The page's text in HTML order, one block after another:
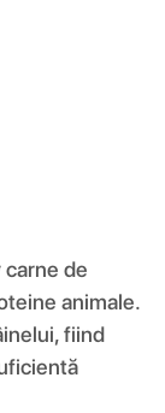
de
animale.
fiind